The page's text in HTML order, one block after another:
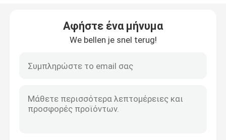
Πνευματικός κύλινδρος εμβόλων
Αφήστε ένα μήνυμα
We bellen je snel terug!